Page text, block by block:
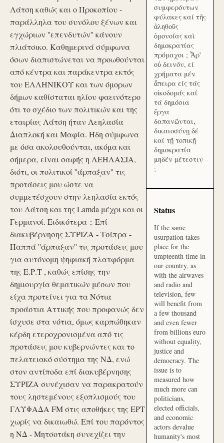
Λάτση καθώς και ο Προκοπίου -
παράλληλα του συνόλου ξένων και
εγχώριων ''επενδυτών'' κάνουν
πλιάτσικο. Καθημερινά σύμφωνα
όσων διαπιστώνεται να προωθούνται
από κέντρα και παράκεντρα εκτός
του ΕΛΛΗΝΙΚΟΥ και των όμορων
δήμων καθίσταται ηλίου φαεινότερο
ότι το σχέδιο των πολιτικών και της
εταιρίας Λάτση ήταν Λεηλασία
Διαπλοκή και Μαφία. Ήδη σύμφωνα
με όσα ακολουθούνται, ακόμα και
σήμερα, είναι σαφής η ΛΕΗΛΑΣΙΑ,
διότι, οι πολιτικοί ''άρπαξαν'' τις
προτάσεις μου ώστε να
συμμετέσχουν στην λεηλασία εκτός
του Λάτση και της Lamda μέχρι και οι
Γερμανοί. Ειδικότερα：Επί
διακυβέρνησης ΣΥΡΙΖΑ - Τσίπρα -
Παππά ''άρπαξαν'' τις προτάσεις μου
για αυτόνομη ψηφιακή πλατφόρμα
της Ε.Ρ.Τ , καθώς επίσης την
δημιουργία θεματικών μέσων που
είχα προτείνει για τα Νότια
προάστια Αττικής που προφανώς δεν
ίσχυσε στα νότια, όμως καρπώθηκαν
κέρδη ετεροχρονισμένα από τις
προτάσεις μου κυβερνώντες και το
πελατειακό σύστημα της ΝΔ, ενώ
στον αντίποδα επί διακυβέρνησης
ΣΥΡΙΖΑ συνέχισαν να παρακρατούν
τους ληστεμένους εξοπλισμούς του
ΓΛΥΦΑΔΑ FM στις αποθήκες της ΕΡΤ
χωρίς να δικαιωθώ. Επί του παρόντος
η ΝΔ - Μητσοτάκη συνεχίζει την
συμφερόντων
φύλακες καί τῆς
ἀληθοῦς
ὁμονοίας καὶ
δημοκρατίας
πρόμαχοι ; Ἆρ'
οὐ δεινόν, εί
χρήματα μέν
ἄπειρα είς τάς
οἰκοδομάς καί
τά δημόσια
ἔργα
δαπανῶνται,
δικαιοσύνῃ δέ
καί τῇ τοπικῇ
δημοκρατία
μηδέν μέτεστιν
;
Status
If the same
usurpation takes
place for the
umpteenth time in
our country, as
with the airwaves
and radio and
television, few
will benefit from
a few thousand
and even fewer
from billions euro
without equality,
justice and
democracy. The
issue is to
measured how
much more can
politicians,
elected officials,
and economic
actors devalue
humanity's most